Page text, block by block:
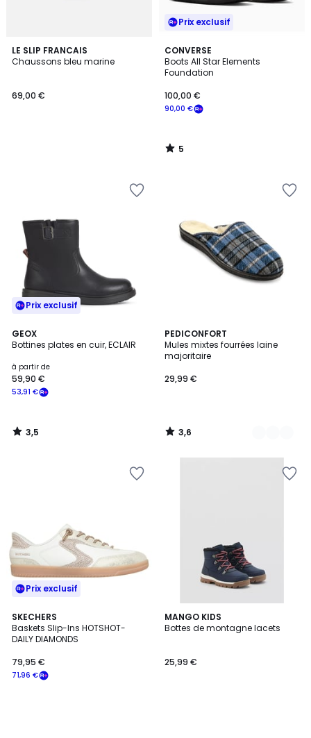
LE SLIP FRANCAIS
Chaussons bleu marine
69,00 €
Prix exclusif
CONVERSE
Boots All Star Elements
Foundation
90,00 €
100,00 €
5
/
5
5
/
Prix exclusif
GEOX
Bottines plates en cuir, ECLAIR
à partir de
53,91 €
59,90 €
3,5
/ 5
3,5
/
PEDICONFORT
Mules mixtes fourrées laine
majoritaire
29,99 €
3,6
/ 5
3
Couleurs
3,6
/
Prix exclusif
SKECHERS
Baskets Slip-Ins HOTSHOT-
DAILY DIAMONDS
71,96 €
79,95 €
MANGO KIDS
Bottes de montagne lacets
25,99 €